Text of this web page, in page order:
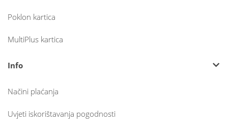
Poklon kartica
MultiPlus kartica
Info
Načini plaćanja
Uvjeti iskorištavanja pogodnosti